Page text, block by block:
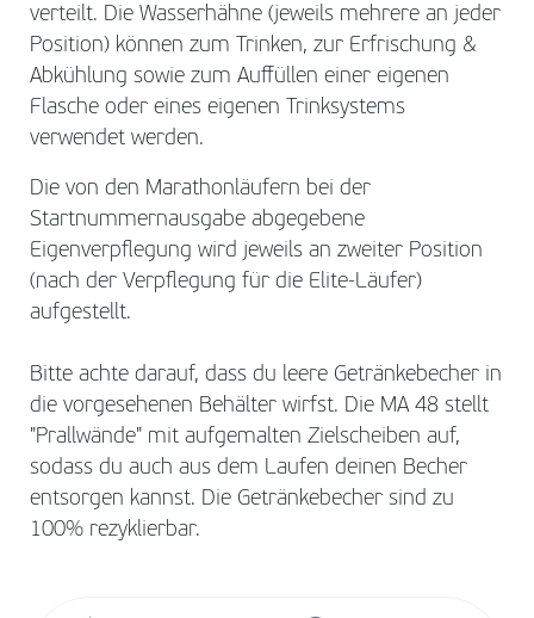
verteilt. Die Wasserhähne (jeweils mehrere an jeder
Position) können zum Trinken, zur Erfrischung &
Abkühlung sowie zum Auffüllen einer eigenen
Flasche oder eines eigenen Trinksystems
verwendet werden.
Die von den Marathonläufern bei der
Startnummernausgabe abgegebene
Eigenverpflegung wird jeweils an zweiter Position
(nach der Verpflegung für die Elite-Läufer)
aufgestellt.
Bitte achte darauf, dass du leere Getränkebecher in
die vorgesehenen Behälter wirfst. Die MA 48 stellt
"Prallwände" mit aufgemalten Zielscheiben auf,
sodass du auch aus dem Laufen deinen Becher
entsorgen kannst. Die Getränkebecher sind zu
100% rezyklierbar.